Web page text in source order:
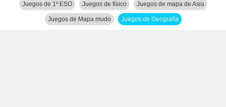
Juegos de 1º ESO Juegos de físico Juegos de mapa de Asia
Juegos de Mapa mudo Juegos de Geografía